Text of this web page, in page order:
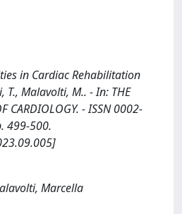
in Cardiac Rehabilitation
T., Malavolti, M.. - In: THE
CARDIOLOGY. - ISSN 0002-
499-500.
Marcella